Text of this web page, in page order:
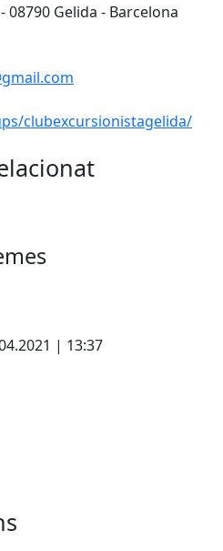
08790 Gelida - Barcelona
clubexcursionistagelida/
| 13:37